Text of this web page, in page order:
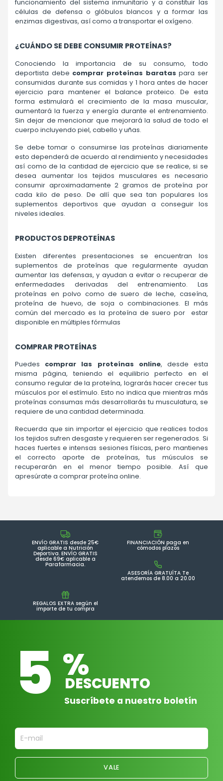
funcionamiento del sistema inmunitario y a constituir las
células de defensa o glóbulos blancos y a formar las
enzimas digestivas, así como a transportar el oxígeno.
¿CUÁNDO SE DEBE CONSUMIR PROTEÍNAS?
Conociendo la importancia de su consumo, todo
deportista debe comprar proteínas baratas para ser
consumidas durante sus comidas y 1 hora antes de hacer
ejercicio para mantener el balance proteico. De esta
forma estimulará el crecimiento de la masa muscular,
aumentará la fuerza y energía durante el entrenamiento.
Sin dejar de mencionar que mejorará la salud de todo el
cuerpo incluyendo piel, cabello y uñas.
Se debe tomar o consumirse las proteínas diariamente
esto dependerá de acuerdo al rendimiento y necesidades
así como de la cantidad de ejercicio que se realice, si se
desea aumentar los tejidos musculares es necesario
consumir aproximadamente 2 gramos de proteína por
cada kilo de peso. De allí que sea tan populares los
suplementos deportivos que ayudan a conseguir los
niveles ideales.
PRODUCTOS DEPROTEÍNAS
Existen diferentes presentaciones se encuentran los
suplementos de proteínas que regularmente ayudan
aumentar las defensas, y ayudan a evitar o recuperar de
enfermedades derivadas del entrenamiento. Las
proteínas en polvo como de suero de leche, caseína,
proteína de huevo, de soja o combinaciones. El más
común del mercado es la proteína de suero por estar
disponible en múltiples fórmulas
COMPRAR PROTEÍNAS
Puedes comprar las proteínas online, desde esta
misma página, teniendo el equilibrio perfecto en el
consumo regular de la proteína, lograrás hacer crecer tus
músculos por el estímulo. Esto no indica que mientras más
proteínas consumas más desarrollarás tu musculatura, se
requiere de una cantidad determinada.
Recuerda que sin importar el ejercicio que realices todos
los tejidos sufren desgaste y requieren ser regenerados. Si
haces fuertes e intensas sesiones físicas, pero mantienes
el correcto aporte de proteínas, tus músculos se
recuperarán en el menor tiempo posible. Así que
apresúrate a comprar proteína online.
ENVÍO GRATIS desde 25€
aplicable a Nutrición
Deportiva. ENVÍO GRATIS
desde 69€ aplicable a
Parafarmacia.
FINANCIACIÓN paga en
cómodos plazos
ASESORÍA GRATUÍTA Te
atendemos de 8.00 a 20.00
REGALOS EXTRA según el
importe de tu compra
5 %
DESCUENTO
Suscríbete a nuestro boletín